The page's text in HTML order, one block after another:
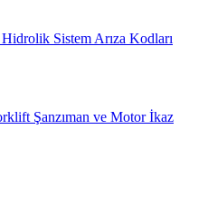
Sistem Arıza Kodları
Şanzıman ve Motor İkaz